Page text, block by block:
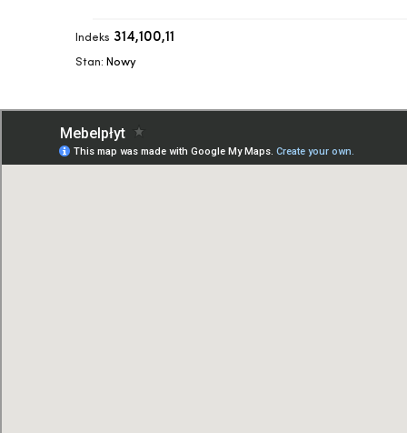
Indeks 314,100,11
Stan: Nowy